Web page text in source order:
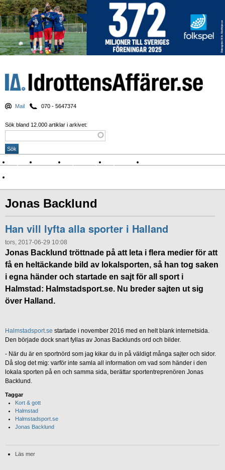
Mail 070 - 5647374
Sök bland 12.000 artiklar i arkivet:
Nyheter Krönikor Sport & spel Nyhetsbrev
Jonas Backlund
Han vill lyfta alla sporter i Halland
tors, 2017-06-29 10:08
Jonas Backlund tröttnade på att leta i flera medier för att
få en heltäckande bild av lokalsporten, så han tog saken
i egna händer och startade en sajt för all sport i
Halmstad: Halmstadsport.se. Nu breder sajten ut sig
över Halland.
Halmstadsport.se startade i november 2016 med en helt blank internetsida.
Den började dock snart fyllas av Jonas Backlunds ord och bilder.
- När du är en sportnörd som jag kikar du in på väldigt många sajter och sidor.
Då slog det mig: varför inte samla all information om vad som händer i den
lokala sporten på en och samma sida, berättar sportentreprenören Jonas
Backlund.
Taggar
Kort & gott
Halmstad
Halmstadsport.se
Jonas Backlund
Läs mer